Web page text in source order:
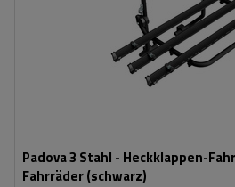
Padova 3 Stahl - Heckklappen-
Fahrräder (schwarz)